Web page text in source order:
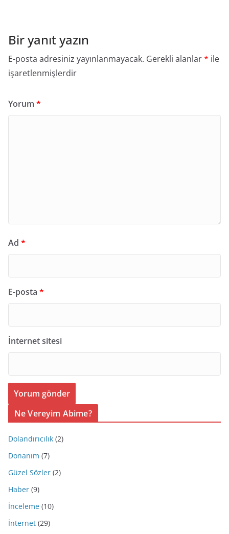
Bir yanıt yazın
E-posta adresiniz yayınlanmayacak. Gerekli alanlar* ile
işaretlenmişlerdir
Yorum *
Ad *
E-posta *
İnternet sitesi
Ne Vereyim Abime?
Dolandırıcılık (2)
Donanım (7)
Güzel Sözler (2)
Haber (9)
İnceleme (10)
İnternet (29)